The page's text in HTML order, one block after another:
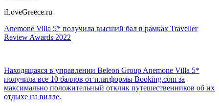
iLoveGreece.ru
Anemone Villa 5* получила высший бал в рамках Traveller
Review Awards 2022
Находящаяся в управлении Beleon Group Anemone Villa 5*
получила все 10 баллов от платформы Booking.com за
максимально положительный отклик путешественников об их
отдыхе на вилле.